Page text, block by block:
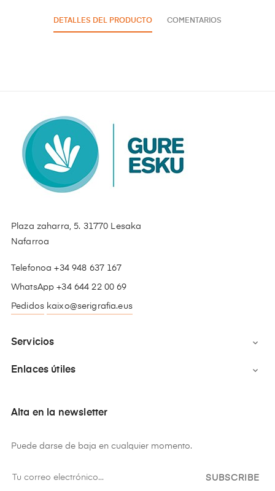
DETALLES DEL PRODUCTO COMENTARIOS
Plaza zaharra, 5. 31770 Lesaka
Nafarroa
Telefonoa +34 948 637 167
WhatsApp +34 644 22 00 69
Pedidos kaixo@serigrafia.eus
Servicios 
Enlaces útiles 
Alta en la newsletter
Puede darse de baja en cualquier momento.
SUBSCRIBE